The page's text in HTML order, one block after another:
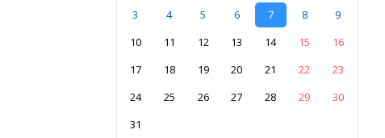
3
4 5 6 7 8
9
10
11 12 13 14 15
16
17
18 19 20 21 22
23
24
25 26 27 28 29
30
31